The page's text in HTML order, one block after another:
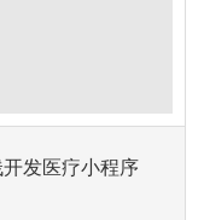
发医疗小程序